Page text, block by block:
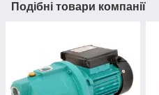
Подібні товари компанії